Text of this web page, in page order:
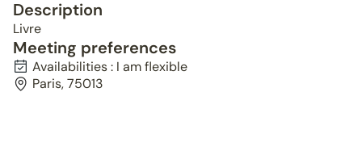
Description
Livre
Meeting preferences
Availabilities : I am flexible
Paris, 75013